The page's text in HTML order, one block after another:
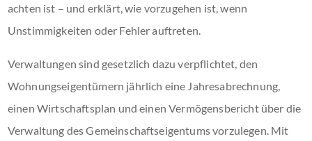
achten ist – und erklärt, wie vorzugehen ist, wenn
Unstimmigkeiten oder Fehler auftreten.
Verwaltungen sind gesetzlich dazu verpflichtet, den
Wohnungseigentümern jährlich eine Jahresabrechnung,
einen Wirtschaftsplan und einen Vermögensbericht über die
Verwaltung des Gemeinschaftseigentums vorzulegen. Mit